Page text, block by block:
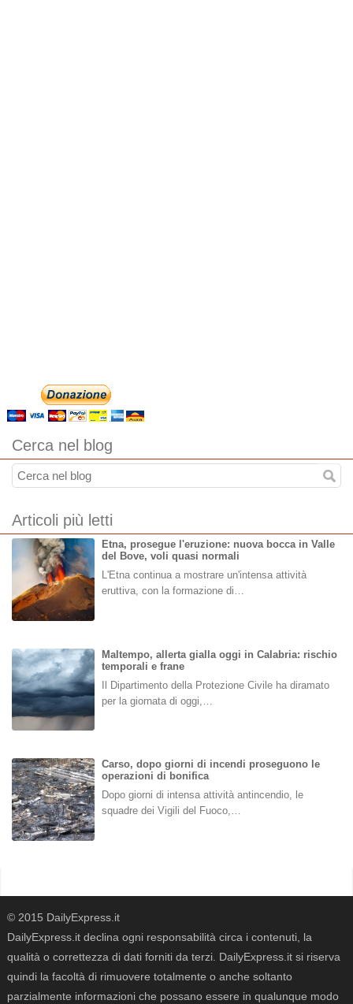
Cerca nel blog
Articoli più letti
Etna, prosegue l'eruzione: nuova bocca in Valle
del Bove, voli quasi normali
L'Etna continua a mostrare un'intensa attività
eruttiva, con la formazione di…
Maltempo, allerta gialla oggi in Calabria: rischio
temporali e frane
Il Dipartimento della Protezione Civile ha diramato
per la giornata di oggi,…
Carso, dopo giorni di incendi proseguono le
operazioni di bonifica
Dopo giorni di intensa attività antincendio, le
squadre dei Vigili del Fuoco,…
© 2015 DailyExpress.it
DailyExpress.it declina ogni responsabilità circa i contenuti, la
qualità o correttezza di dati forniti da terzi. DailyExpress.it si riserva
quindi la facoltà di rimuovere totalmente o anche soltanto
parzialmente informazioni che possano essere in qualunque modo